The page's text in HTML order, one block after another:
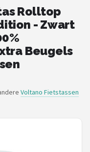
Rolltop
- Zwart
Beugels
Voltano Fietstassen